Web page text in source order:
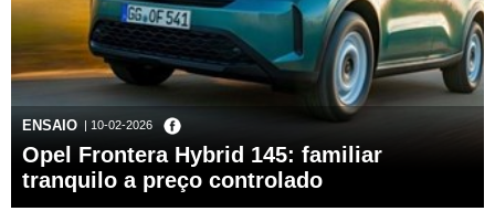
ENSAIO | 10-02-2026
Opel Frontera Hybrid 145: familiar
tranquilo a preço controlado